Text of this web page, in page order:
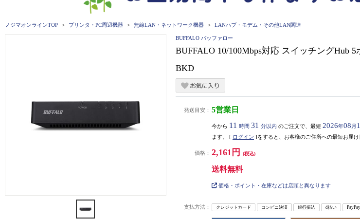
ノジマオンラインTOP プリンタ・PC周辺機器 無線LAN・ネットワーク機器 LANハブ・モデム・その他LAN関連
BUFFALO バッファロー
BUFFALO 10/100Mbps対応 スイッチングHub
BKD
発送目安： 5営業日
今から 11 時間 31 分以内 のご注文で、最短 2026年08 月
ます。 [ ログイン ]をすると、お客様のご住所への最短お届け
価格： 2,161円 (税込)
送料無料
価格・ポイント・在庫などは店頭と異なります
支払方法： クレジットカード コンビニ決済 銀行振込 d払い PayPay